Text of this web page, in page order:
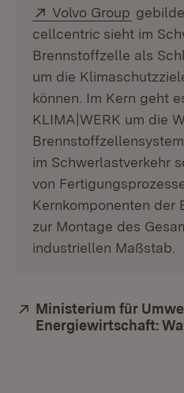
Extern:
Volvo Group (Öffnet
cellcentric sieht im
Brennstoffzelle als
um die
können. Im Kern geht
KLIMA|WERK um die
im Schwerlastverkehr
von
Kernkomponenten der
zur Montage des
industriellen Maßstab.
Extern:
Ministerium für
Energiewirtschaft: